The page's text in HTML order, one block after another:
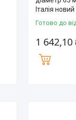
Італія
Готово до
1 642,10